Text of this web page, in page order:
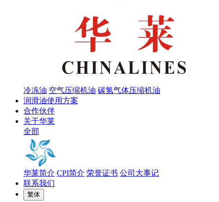
冷冻油 空气压缩机油 碳氢气体压缩机油
润滑油使用方案
合作伙伴
关于华莱
全部
华莱简介 CPI简介 荣誉证书 公司大事记
联系我们
繁体